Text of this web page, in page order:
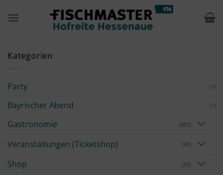
Inhalt
Kategorien
Party (1)
Bayrischer Abend (1)
Gastronomie (882)
Veranstaltungen (Ticketshop) (99)
Shop (30)